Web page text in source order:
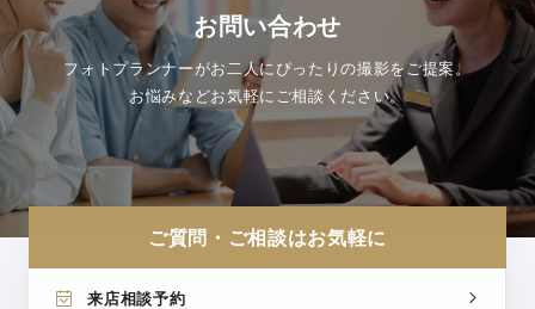
お問い合わせ
フォトプランナーがお二人にぴったりの撮影をご提案。
お悩みなどお気軽にご相談ください。
ご質問・ご相談はお気軽に
来店相談予約